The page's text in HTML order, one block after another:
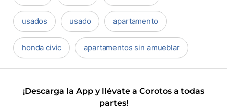
usados usado apartamento
honda civic apartamentos sin amueblar
¡Descarga la App y llévate a Corotos a todas
partes!